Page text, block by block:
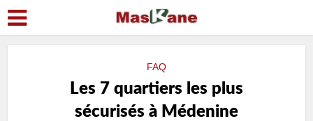
FAQ
Les 7 quartiers les plus
sécurisés à Médenine